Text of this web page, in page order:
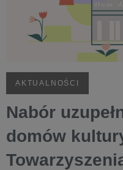
AKTUALNOŚCI
Nabór
domów